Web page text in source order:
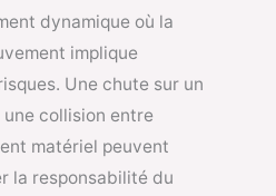
dynamique où la
implique
Une chute sur un
une collision entre
matériel peuvent
la responsabilité du